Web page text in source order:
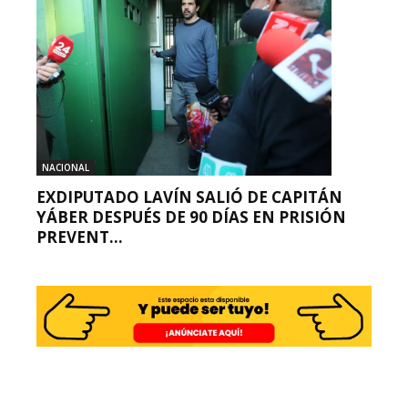
NACIONAL
EXDIPUTADO LAVÍN SALIÓ DE CAPITÁN
YÁBER DESPUÉS DE 90 DÍAS EN PRISIÓN
PREVENT...